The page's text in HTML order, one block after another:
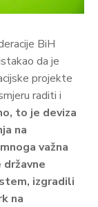
BiH
da je
projekte
raditi i
to je deviza
na
važna
izgradili
na